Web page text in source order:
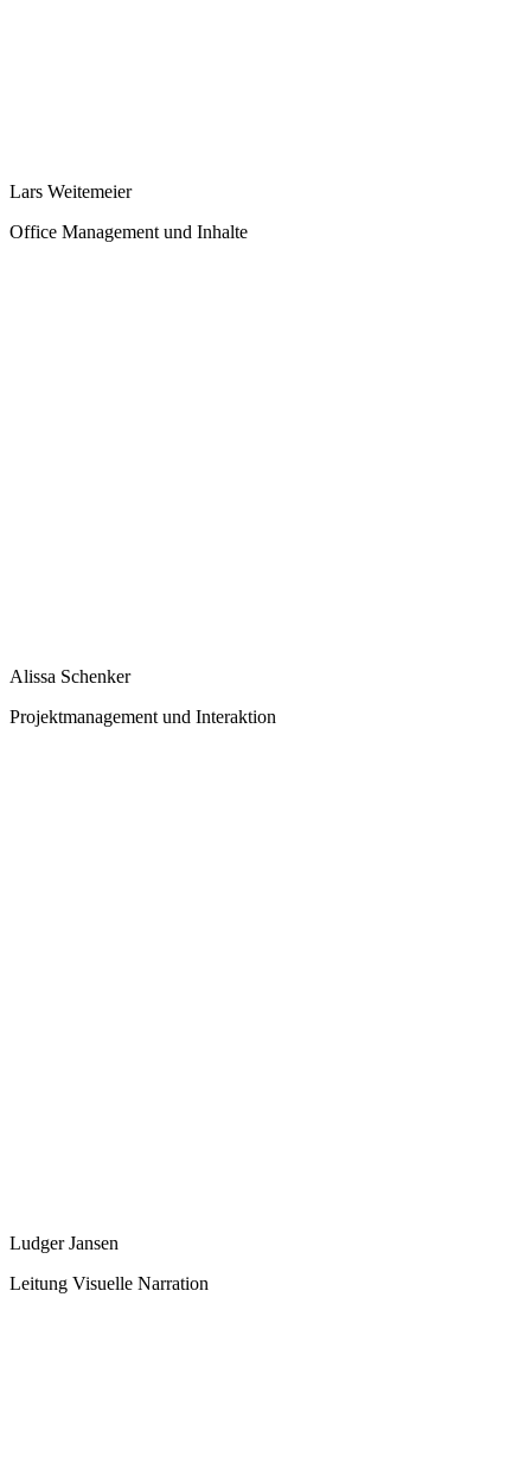
Lars Weitemeier
Office Management und Inhalte
Alissa Schenker
Projektmanagement und Interaktion
Ludger Jansen
Leitung Visuelle Narration